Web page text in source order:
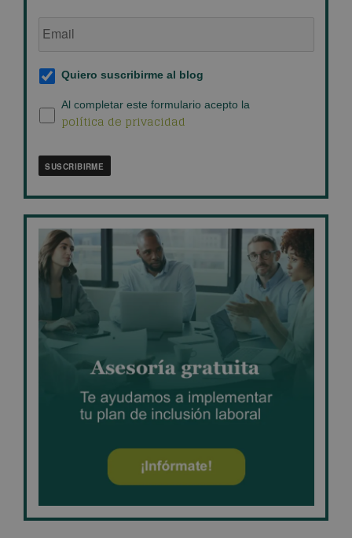
de
Suscripción
al
blog
*
Quiero suscribirme al blog
Política
de
Al completar este formulario acepto la
política de privacidad
SUSCRIBIRME